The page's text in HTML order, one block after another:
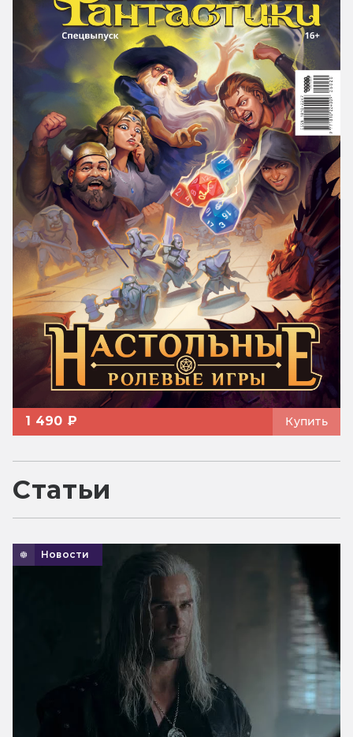
1 490 ₽ Купить
Статьи
Новости